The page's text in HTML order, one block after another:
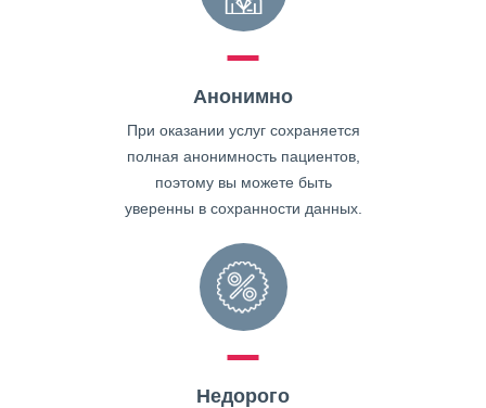
Анонимно
При оказании услуг сохраняется
полная анонимность пациентов,
поэтому вы можете быть
уверенны в сохранности данных.
Недорого